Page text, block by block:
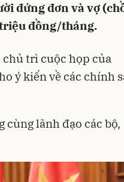
đứng đơn và vợ
đồng/tháng.
trì cuộc họp của
ý kiến về các chính
cùng lãnh đạo các bộ,